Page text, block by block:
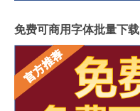
免费可商用字体批量下载